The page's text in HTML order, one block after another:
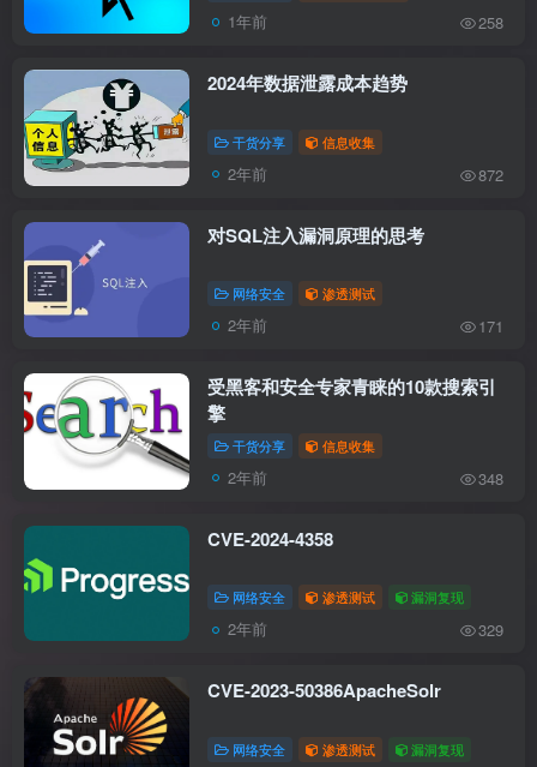
1年前 258
2024年数据泄露成本趋势
干货分享 信息收集
2年前 872
对SQL注入漏洞原理的思考
网络安全 渗透测试
2年前 171
受黑客和安全专家青睐的10款搜索引
擎
干货分享 信息收集
2年前 348
CVE-2024-4358
网络安全 渗透测试 漏洞复现
2年前 329
CVE-2023-50386ApacheSolr
网络安全 渗透测试 漏洞复现